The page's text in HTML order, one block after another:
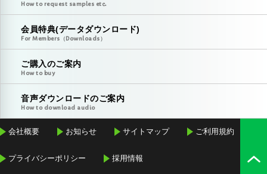
How to request samples etc.
会員特典(データダウンロード)
For Members（Downloads）
ご購入のご案内
How to buy
音声ダウンロードのご案内
How to download audio
会社概要 お知らせ サイトマップ ご利用規約
プライバシーポリシー 採用情報